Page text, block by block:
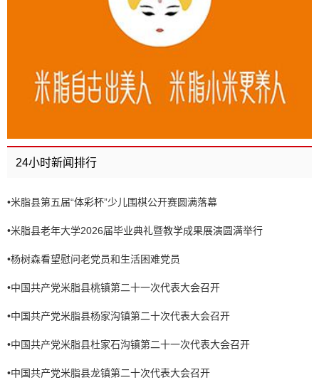
24小时新闻排行
•米脂县第五届“体彩杯”少儿围棋公开赛圆满落幕
•米脂县老年大学2026届毕业典礼暨教学成果展演圆满举行
•杨树森看望慰问老党员和生活困难党员
•中国共产党米脂县桃镇第二十一次代表大会召开
•中国共产党米脂县杨家沟镇第二十次代表大会召开
•中国共产党米脂县杜家石沟镇第二十一次代表大会召开
•中国共产党米脂县龙镇第二十次代表大会召开